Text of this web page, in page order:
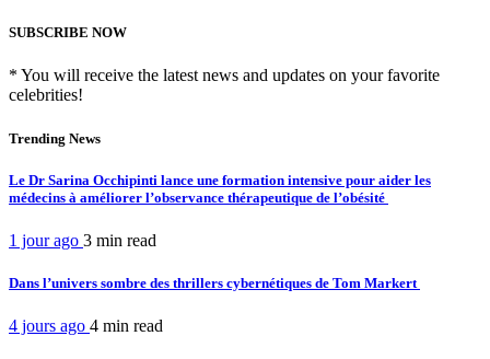
SUBSCRIBE NOW
* You will receive the latest news and updates on your favorite
celebrities!
Trending News
Le Dr Sarina Occhipinti lance une formation intensive pour aider les
médecins à améliorer l’observance thérapeutique de l’obésité
1 jour ago 3 min read
Dans l’univers sombre des thrillers cybernétiques de Tom Markert
4 jours ago 4 min read